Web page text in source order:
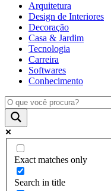
Arquitetura
Design de Interiores
Decoração
Casa & Jardim
Tecnologia
Carreira
Softwares
Conhecimento
Exact matches only
Search in title